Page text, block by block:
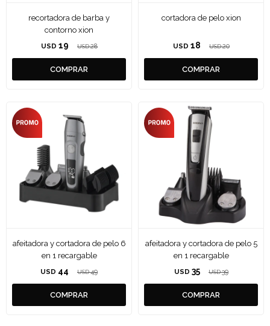
recortadora de barba y
contorno xion
USD 19 USD 28
cortadora de pelo xion
USD 18 USD 20
afeitadora y cortadora de pelo 6
en 1 recargable
USD 44 USD 49
afeitadora y cortadora de pelo 5
en 1 recargable
USD 35 USD 39